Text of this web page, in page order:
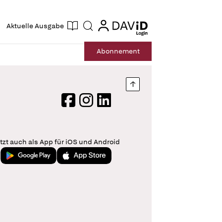
Aktuelle Ausgabe Suche login
login
Abonnement
Nach oben springen
FacebookInstagram
LinkedIn
auch als App für iOS und Android
Jetzt bei Google PlayLaden im App Store